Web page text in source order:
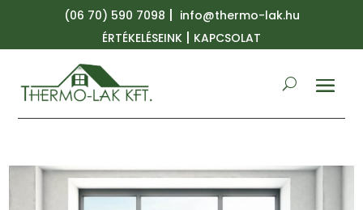
(06 70) 590 7098 | info@thermo-lak.hu
ÉRTÉKELÉSEINK | KAPCSOLAT